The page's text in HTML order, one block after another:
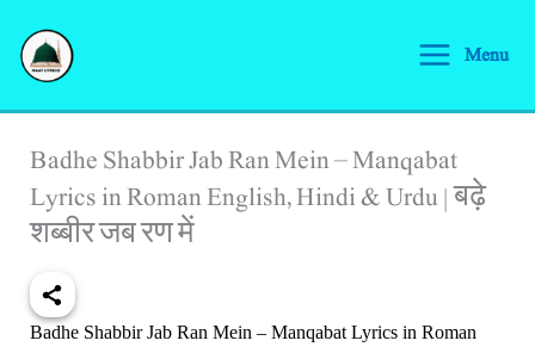
content
Menu
Badhe Shabbir Jab Ran Mein – Manqabat
Lyrics in Roman English, Hindi & Urdu | बढ़े
शब्बीर जब रण में
Badhe Shabbir Jab Ran Mein – Manqabat Lyrics in Roman
e
c
h